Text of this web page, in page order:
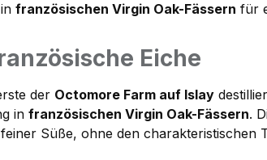
französischen Virgin Oak-Fässern für
Eiche
der Octomore Farm auf Islay
in französischen Virgin Oak-Fässern.
Süße, ohne den charakteristischen